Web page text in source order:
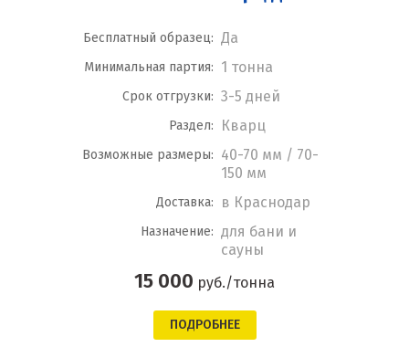
Бесплатный образец: Да
Минимальная партия: 1 тонна
Срок отгрузки: 3-5 дней
Раздел: Кварц
Возможные размеры: 40-70 мм / 70-
150 мм
Доставка: в Краснодар
Назначение: для бани и
сауны
15 000 руб./тонна
ПОДРОБНЕЕ